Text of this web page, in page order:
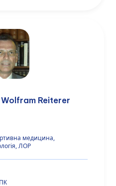
Reiterer
медицина,
ЛОР